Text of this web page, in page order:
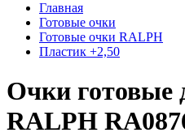
Главная
Готовые очки
Готовые очки RALPH
Пластик +2,50
Очки готовые
RALPH